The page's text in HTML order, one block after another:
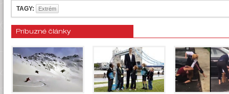
TAGY: Extrém
Príbuzné články